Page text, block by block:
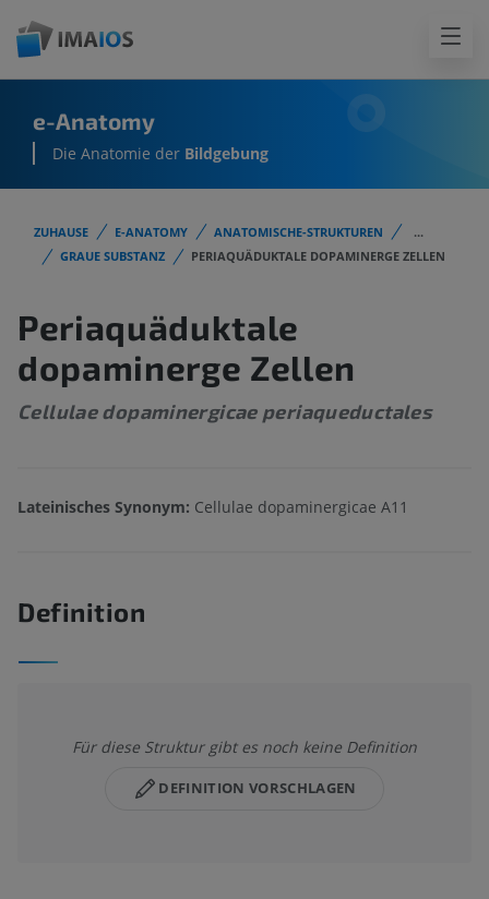
e-Anatomy
Die Anatomie der Bildgebung
ZUHAUSE E-ANATOMY ANATOMISCHE-STRUKTUREN
...
GRAUE SUBSTANZ
PERIAQUÄDUKTALE DOPAMINERGE ZELLEN
Periaquäduktale
dopaminerge Zellen
Cellulae dopaminergicae periaqueductales
Lateinisches Synonym: Cellulae dopaminergicae A11
Definition
Für diese Struktur gibt es noch keine Definition
DEFINITION VORSCHLAGEN